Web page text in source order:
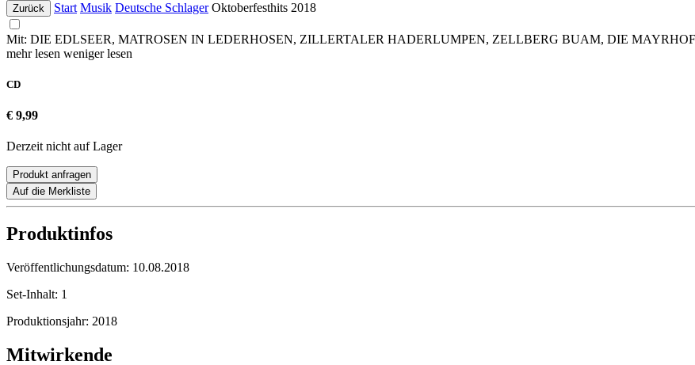
Zurück Start Musik Deutsche Schlager Oktoberfesthits 2018
Mit: DIE EDLSEER, MATROSEN IN LEDERHOSEN, ZILLERTALER HADERLUMPEN, ZELLBERG BUAM, DIE
mehr lesen weniger lesen
CD
€ 9,99
Derzeit nicht auf Lager
Produkt anfragen
Auf die Merkliste
Produktinfos
Veröffentlichungsdatum: 10.08.2018
Set-Inhalt: 1
Produktionsjahr: 2018
Mitwirkende